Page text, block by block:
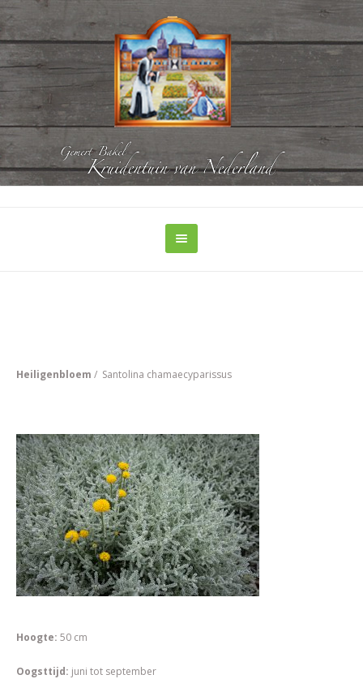
Heiligenbloem / Santolina chamaecyparissus
Hoogte: 50 cm
Oogsttijd: juni tot september